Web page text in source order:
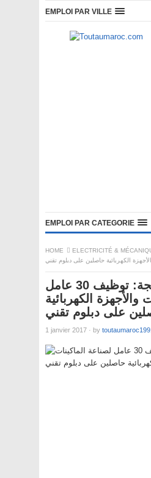
EMPLOI PAR VILLE
EMPLOI PAR CATEGORIE
HOME ELECTRICITÉ &
أنابيك – طنجة: توظيف 30 عامل
والأجهزة الكهربائية
على دبلوم تقني
1 janvier 2017 · by